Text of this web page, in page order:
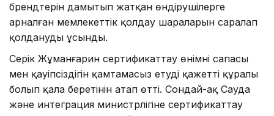
брендтерін дамытып жатқан өндірушілерге
арналған мемлекеттік қолдау шараларын саралап
қолдануды ұсынды.
Серік Жұманғарин сертификаттау өнімнің сапасы
мен қауіпсіздігін қамтамасыз етудің қажетті құралы
болып қала беретінін атап өтті. Сондай-ақ Сауда
және интеграция министрлігіне сертификаттау